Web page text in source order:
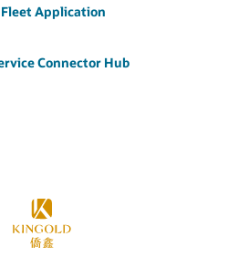
Fleet Application
Connector Hub